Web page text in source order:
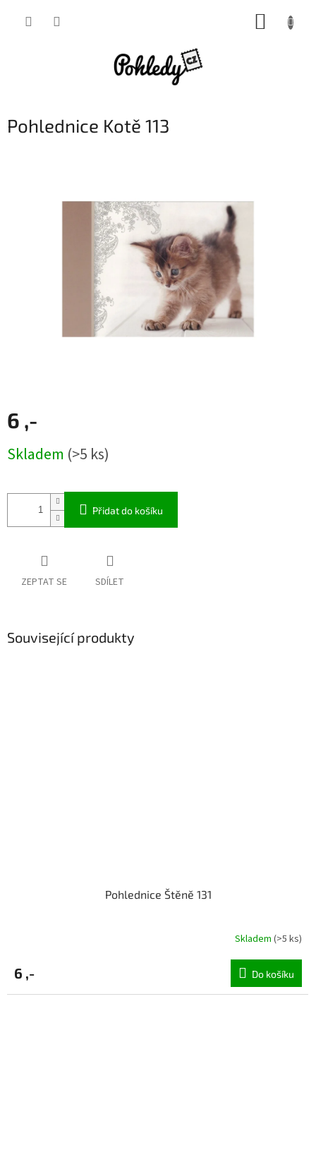
Pohlednice Kotě 113
6 ,-
cena:
Skladem (>5 ks)
Přidat do košíku
ZEPTAT SE SDÍLET
Související produkty
Pohlednice Štěně 131
Skladem (>5 ks)
6 ,- Do košíku